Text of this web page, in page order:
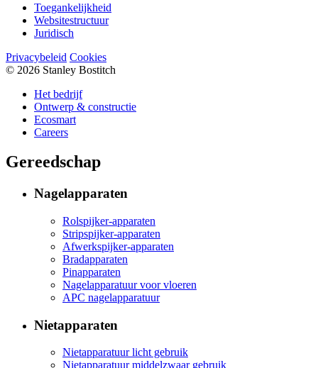
Toegankelijkheid
Websitestructuur
Juridisch
Privacybeleid Cookies
© 2026 Stanley Bostitch
Het bedrijf
Ontwerp & constructie
Ecosmart
Careers
Gereedschap
Nagelapparaten
Rolspijker-apparaten
Stripspijker-apparaten
Afwerkspijker-apparaten
Bradapparaten
Pinapparaten
Nagelapparatuur voor vloeren
APC nagelapparatuur
Nietapparaten
Nietapparatuur licht gebruik
Nietapparatuur middelzwaar gebruik